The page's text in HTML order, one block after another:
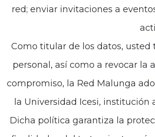
contra el racismo
red; enviar invitaciones a
Como titular de los datos,
personal, así como a revocar la
compromiso, la Red Malunga
la Universidad Icesi, institución
Dicha política garantiza la